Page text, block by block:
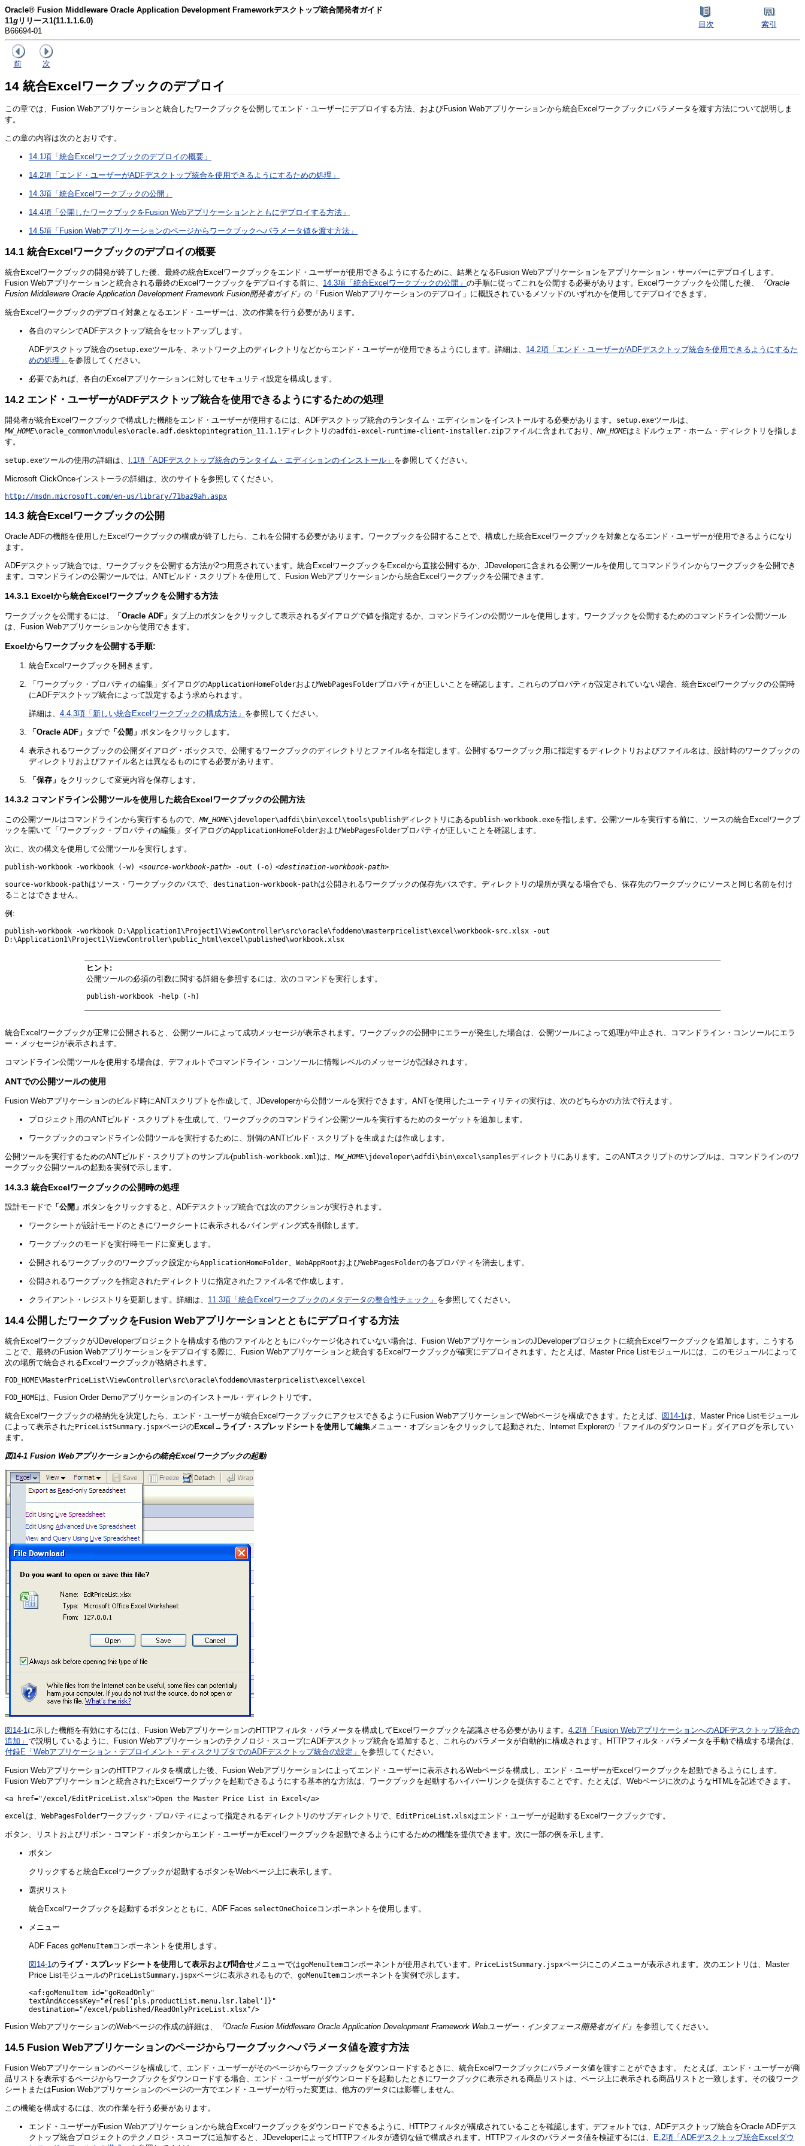
Oracle® Fusion Middleware Oracle Application Development Frameworkデスクトップ統合開発者ガイド
11g リリース1(11.1.1.6.0)
B66694-01
目次 索引
前 次
14 統合Excelワークブックのデプロイ
この章では、Fusion Webアプリケーションと統合したワークブックを公開してエンド・ユーザーにデプロイする方法、およびFusion Webアプリケーションから統合Excelワークブックにパラメータを渡す方法について説明しま
す。
この章の内容は次のとおりです。
14.1項「統合Excelワークブックのデプロイの概要」
14.2項「エンド・ユーザーがADFデスクトップ統合を使用できるようにするための処理」
14.3項「統合Excelワークブックの公開」
14.4項「公開したワークブックをFusion Webアプリケーションとともにデプロイする方法」
14.5項「Fusion Webアプリケーションのページからワークブックへパラメータ値を渡す方法」
14.1 統合Excelワークブックのデプロイの概要
統合Excelワークブックの開発が終了した後、最終の統合Excelワークブックをエンド・ユーザーが使用できるようにするために、結果となるFusion Webアプリケーションをアプリケーション・サーバーにデプロイします。
Fusion Webアプリケーションと統合される最終のExcelワークブックをデプロイする前に、 14.3項「統合Excelワークブックの公開」 の手順に従ってこれを公開する必要があります。Excelワークブックを公開した後、
『Oracle
Fusion Middleware Oracle Application Development Framework Fusion開発者ガイド』 の「Fusion Webアプリケーションのデプロイ」に概説されているメソッドのいずれかを使用してデプロイできます。
統合Excelワークブックのデプロイ対象となるエンド・ユーザーは、次の作業を行う必要があります。
各自のマシンでADFデスクトップ統合をセットアップします。
ADFデスクトップ統合のsetup.exeツールを、ネットワーク上のディレクトリなどからエンド・ユーザーが使用できるようにします。詳細は、 14.2項「エンド・ユーザーがADFデスクトップ統合を使用できるようにするた
めの処理」 を参照してください。
必要であれば、各自のExcelアプリケーションに対してセキュリティ設定を構成します。
14.2 エンド・ユーザーがADFデスクトップ統合を使用できるようにするための処理
開発者が統合Excelワークブックで構成した機能をエンド・ユーザーが使用するには、ADFデスクトップ統合のランタイム・エディションをインストールする必要があります。 setup.exeツールは、
MW_HOME\oracle_common\modules\oracle.adf.desktopintegration_11.1.1ディレクトリのadfdi-excel-runtime-client-installer.zipファイルに含まれており、 MW_HOMEはミドルウェア・ホーム・ディレクトリを指しま
す。
setup.exeツールの使用の詳細は、 I.1項「ADFデスクトップ統合のランタイム・エディションのインストール」 を参照してください。
Microsoft ClickOnceインストーラの詳細は、次のサイトを参照してください。
http://msdn.microsoft.com/en-us/library/71baz9ah.aspx
14.3 統合Excelワークブックの公開
Oracle ADFの機能を使用したExcelワークブックの構成が終了したら、これを公開する必要があります。ワークブックを公開することで、構成した統合Excelワークブックを対象となるエンド・ユーザーが使用できるようになり
ます。
ADFデスクトップ統合では、ワークブックを公開する方法が2つ用意されています。統合ExcelワークブックをExcelから直接公開するか、JDeveloperに含まれる公開ツールを使用してコマンドラインからワークブックを公開でき
ます。コマンドラインの公開ツールでは、ANTビルド・スクリプトを使用して、Fusion Webアプリケーションから統合Excelワークブックを公開できます。
14.3.1 Excelから統合Excelワークブックを公開する方法
ワークブックを公開するには、 「Oracle ADF」 タブ上のボタンをクリックして表示されるダイアログで値を指定するか、コマンドラインの公開ツールを使用します。ワークブックを公開するためのコマンドライン公開ツール
は、Fusion Webアプリケーションから使用できます。
Excelからワークブックを公開する手順:
統合Excelワークブックを開きます。
「ワークブック・プロパティの編集」ダイアログのApplicationHomeFolderおよびWebPagesFolderプロパティが正しいことを確認します。これらのプロパティが設定されていない場合、統合Excelワークブックの公開時
にADFデスクトップ統合によって設定するよう求められます。
詳細は、 4.4.3項「新しい統合Excelワークブックの構成方法」 を参照してください。
「Oracle ADF」 タブで 「公開」 ボタンをクリックします。
表示されるワークブックの公開ダイアログ・ボックスで、公開するワークブックのディレクトリとファイル名を指定します。公開するワークブック用に指定するディレクトリおよびファイル名は、設計時のワークブックの
ディレクトリおよびファイル名とは異なるものにする必要があります。
「保存」 をクリックして変更内容を保存します。
14.3.2 コマンドライン公開ツールを使用した統合Excelワークブックの公開方法
この公開ツールはコマンドラインから実行するもので、 MW_HOME\jdeveloper\adfdi\bin\excel\tools\publishディレクトリにあるpublish-workbook.exeを指します。公開ツールを実行する前に、ソースの統合Excelワークブ
ックを開いて「ワークブック・プロパティの編集」ダイアログのApplicationHomeFolderおよびWebPagesFolderプロパティが正しいことを確認します。
次に、次の構文を使用して公開ツールを実行します。
publish-workbook -workbook (-w) <source-workbook-path> -out (-o) <destination-workbook-path>
source-workbook-pathはソース・ワークブックのパスで、 destination-workbook-pathは公開されるワークブックの保存先パスです。ディレクトリの場所が異なる場合でも、保存先のワークブックにソースと同じ名前を付け
ることはできません。
例:
publish-workbook -workbook D:\Application1\Project1\ViewController\src\oracle\foddemo\masterpricelist\excel\workbook-src.xlsx -out
D:\Application1\Project1\ViewController\public_html\excel\published\workbook.xlsx
ヒント:
公開ツールの必須の引数に関する詳細を参照するには、次のコマンドを実行します。
publish-workbook -help (-h)
統合Excelワークブックが正常に公開されると、公開ツールによって成功メッセージが表示されます。ワークブックの公開中にエラーが発生した場合は、公開ツールによって処理が中止され、コマンドライン・コンソールにエラ
ー・メッセージが表示されます。
コマンドライン公開ツールを使用する場合は、デフォルトでコマンドライン・コンソールに情報レベルのメッセージが記録されます。
ANTでの公開ツールの使用
Fusion Webアプリケーションのビルド時にANTスクリプトを作成して、JDeveloperから公開ツールを実行できます。ANTを使用したユーティリティの実行は、次のどちらかの方法で行えます。
プロジェクト用のANTビルド・スクリプトを生成して、ワークブックのコマンドライン公開ツールを実行するためのターゲットを追加します。
ワークブックのコマンドライン公開ツールを実行するために、別個のANTビルド・スクリプトを生成または作成します。
公開ツールを実行するためのANTビルド・スクリプトのサンプル(publish-workbook.xml)は、MW_HOME\jdeveloper\adfdi\bin\excel\samplesディレクトリにあります。このANTスクリプトのサンプルは、コマンドラインのワ
ークブック公開ツールの起動を実例で示します。
14.3.3 統合Excelワークブックの公開時の処理
設計モードで 「公開」 ボタンをクリックすると、ADFデスクトップ統合では次のアクションが実行されます。
ワークシートが設計モードのときにワークシートに表示されるバインディング式を削除します。
ワークブックのモードを実行時モードに変更します。
公開されるワークブックのワークブック設定からApplicationHomeFolder WebAppRootおよびWebPagesFolderの各プロパティを消去します。
公開されるワークブックを指定されたディレクトリに指定されたファイル名で作成します。
クライアント・レジストリを更新します。詳細は、 11.3項「統合Excelワークブックのメタデータの整合性チェック」 を参照してください。
14.4公開したワークブックをFusion Webアプリケーションとともにデプロイする方法
統合ExcelワークブックがJDeveloperプロジェクトを構成する他のファイルとともにパッケージ化されていない場合は、Fusion WebアプリケーションのJDeveloperプロジェクトに統合Excelワークブックを追加します。こうする
ことで、最終のFusion Webアプリケーションをデプロイする際に、Fusion Webアプリケーションと統合するExcelワークブックが確実にデプロイされます。たとえば、Master Price Listモジュールには、このモジュールによって
次の場所で統合されるExcelワークブックが格納されます。
FOD_HOME\MasterPriceList\ViewController\src\oracle\foddemo\masterpricelist\excel\excel
FOD_HOMEは、Fusion Order Demoアプリケーションのインストール・ディレクトリです。
統合Excelワークブックの格納先を決定したら、エンド・ユーザーが統合ExcelワークブックにアクセスできるようにFusion WebアプリケーションでWebページを構成できます。たとえば、 図14-1 は、Master Price Listモジュール
によって表示された PriceListSummary.jspxページのExcel → ライブ・スプレッドシートを使用して編集 メニュー・オプションをクリックして起動された、Internet Explorerの「ファイルのダウンロード」ダイアログを示してい
ます。
図14-1 Fusion Webアプリケーションからの統合Excelワークブックの起動
図14-1 に示した機能を有効にするには、Fusion WebアプリケーションのHTTPフィルタ・パラメータを構成してExcelワークブックを認識させる必要があります。 4.2項「Fusion WebアプリケーションへのADFデスクトップ統合の
追加」 で説明しているように、Fusion Webアプリケーションのテクノロジ・スコープにADFデスクトップ統合を追加すると、これらのパラメータが自動的に構成されます。HTTPフィルタ・パラメータを手動で構成する場合は、
付録E「Webアプリケーション・デプロイメント・ディスクリプタでのADFデスクトップ統合の設定」 を参照してください。
Fusion WebアプリケーションのHTTPフィルタを構成した後、Fusion Webアプリケーションによってエンド・ユーザーに表示されるWebページを構成し、エンド・ユーザーがExcelワークブックを起動できるようにします。
Fusion Webアプリケーションと統合されたExcelワークブックを起動できるようにする基本的な方法は、ワークブックを起動するハイパーリンクを提供することです。たとえば、Webページに次のようなHTMLを記述できます。
<a href="/excel/EditPriceList.xlsx">Open the Master Price List in Excel</a>
excelは、 WebPagesFolderワークブック・プロパティによって指定されるディレクトリのサブディレクトリで、 EditPriceList.xlsxはエンド・ユーザーが起動するExcelワークブックです。
ボタン、リストおよびリボン・コマンド・ボタンからエンド・ユーザーがExcelワークブックを起動できるようにするための機能を提供できます。次に一部の例を示します。
ボタン
クリックすると統合Excelワークブックが起動するボタンをWebページ上に表示します。
選択リスト
統合Excelワークブックを起動するボタンとともに、ADF Faces selectOneChoiceコンポーネントを使用します。
メニュー
ADF Faces goMenuItemコンポーネントを使用します。
図14-1 のライブ・スプレッドシートを使用して表示および問合せ メニューではgoMenuItemコンポーネントが使用されています。 PriceListSummary.jspxページにこのメニューが表示されます。次のエントリは、Master
Price ListモジュールのPriceListSummary.jspxページに表示されるもので、 goMenuItemコンポーネントを実例で示します。
<af:goMenuItem id="goReadOnly"
textAndAccessKey="#{res['pls.productList.menu.lsr.label']}"
Fusion WebアプリケーションのWebページの作成の詳細は、 『Oracle Fusion Middleware Oracle Application Development Framework Webユーザー・インタフェース開発者ガイド』 を参照してください。
14.5 Fusion Webアプリケーションのページからワークブックへパラメータ値を渡す方法
Fusion Webアプリケーションのページを構成して、エンド・ユーザーがそのページからワークブックをダウンロードするときに、統合Excelワークブックにパラメータ値を渡すことができます。 たとえば、エンド・ユーザーが商
品リストを表示するページからワークブックをダウンロードする場合、エンド・ユーザーがダウンロードを起動したときにワークブックに表示される商品リストは、ページ上に表示される商品リストと一致します。その後ワーク
シートまたはFusion Webアプリケーションのページの一方でエンド・ユーザーが行った変更は、他方のデータには影響しません。
この機能を構成するには、次の作業を行う必要があります。
エンド・ユーザーがFusion Webアプリケーションから統合Excelワークブックをダウンロードできるように、HTTPフィルタが構成されていることを確認します。デフォルトでは、ADFデスクトップ統合をOracle ADFデス
クトップ統合プロジェクトのテクノロジ・スコープに追加すると、JDeveloperによってHTTPフィルタが適切な値で構成されます。HTTPフィルタのパラメータ値を検証するには、
E.2項「ADFデスクトップ統合Excelダウ